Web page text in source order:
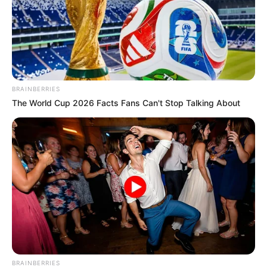
Liu Zhang Chun sebagai Liu Zheng Hua
Penampilan spesial
Jerry Shao sebagai Liu Nian Bai muda
Arale Cui sebagai Du Di muda
Wang Xi Bing sebagai Du Di muda
Cao Yang sebagai nenek Du Di
OST (Original Soundtrack)
–
Trailer
BRAINBERRIES
The World Cup 2026 Facts Fans Can't Stop Talking About
BRAINBERRIES